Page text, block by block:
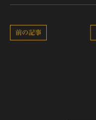
前の記事